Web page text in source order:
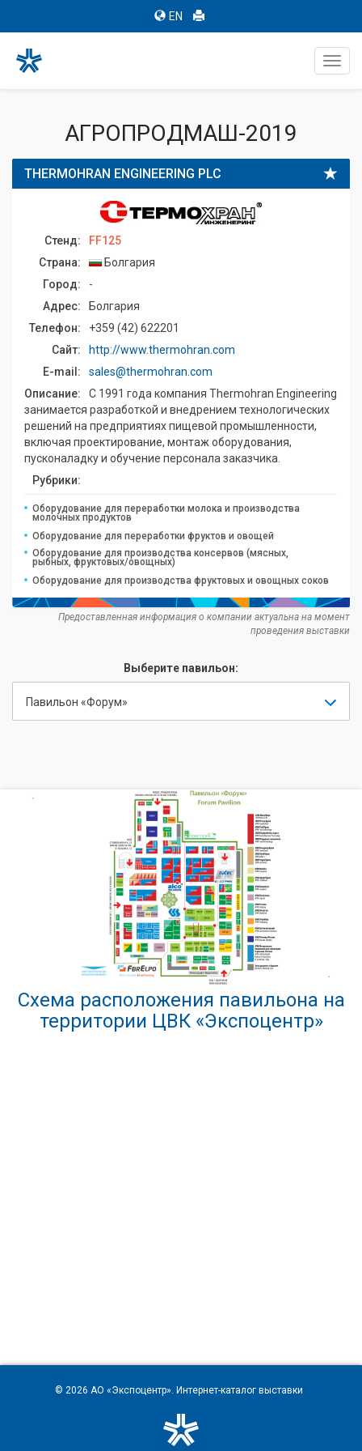
EN
АГРОПРОДМАШ-2019
THERMOHRAN ENGINEERING PLC
Стенд:
FF125
Страна:
Болгария
Город:
-
Адрес:
Болгария
Телефон:
+359 (42) 622201
Сайт:
http://www.thermohran.com
E-mail:
sales@thermohran.com
Описание:
С 1991 года компания Thermohran Engineering
занимается разработкой и внедрением технологических
решений на предприятиях пищевой промышленности,
включая проектирование, монтаж оборудования,
пусконаладку и обучение персонала заказчика.
Рубрики:
Оборудование для переработки молока и производства
молочных продуктов
Оборудование для переработки фруктов и овощей
Оборудование для производства консервов (мясных,
рыбных, фруктовых/овощных)
Оборудование для производства фруктовых и овощных соков
Предоставленная информация о компании актуальна на момент
проведения выставки
Выберите павильон:
Павильон «Форум»
Схема расположения павильона на
территории ЦВК «Экспоцентр»
© 2026 АО «Экспоцентр». Интернет-каталог выставки